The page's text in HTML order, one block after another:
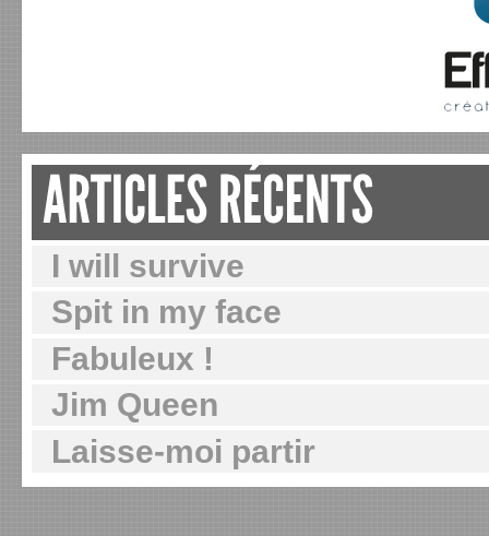
I will survive
Spit in my face
Fabuleux !
Jim Queen
Laisse-moi partir